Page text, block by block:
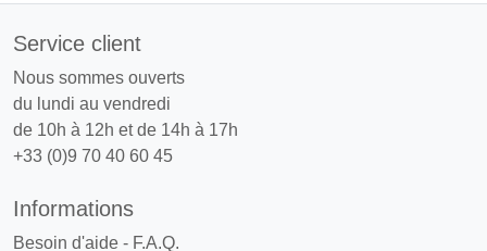
Service client
Nous sommes ouverts
du lundi au vendredi
de 10h à 12h et de 14h à 17h
+33 (0)9 70 40 60 45
Informations
Besoin d'aide - F.A.Q.